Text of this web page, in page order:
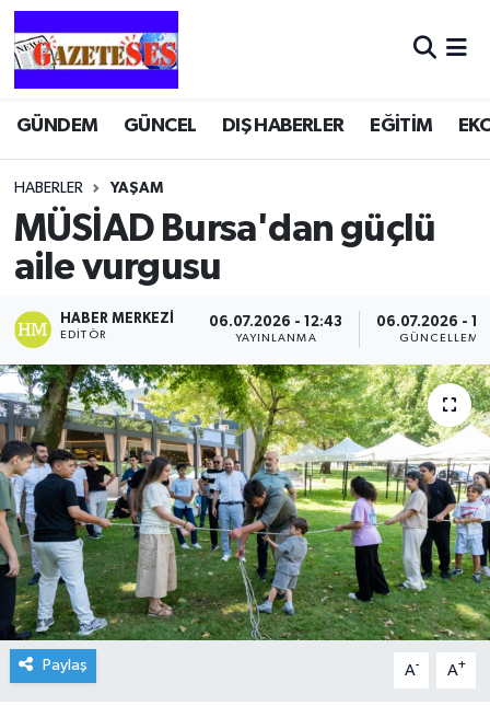
GÜNDEM GÜNCEL DIŞ HABERLER EĞİTİM
HABERLER YAŞAM
MÜSİAD Bursa'dan güçlü
aile vurgusu
HABER MERKEZI
EDITÖR
06.07.2026 - 12:43
YAYINLANMA
06.07.2026 -
GÜNCELLEME
Paylaş A- A+